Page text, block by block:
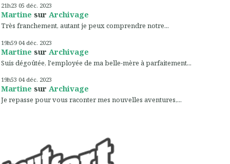
21h23 05 déc. 2023
Martine sur Archivage
Très franchement, autant je peux comprendre notre...
19h59 04 déc. 2023
Martine sur Archivage
Suis dégoûtée, l'employée de ma belle-mère à parfaitement...
19h53 04 déc. 2023
Martine sur Archivage
Je repasse pour vous raconter mes nouvelles aventures,...